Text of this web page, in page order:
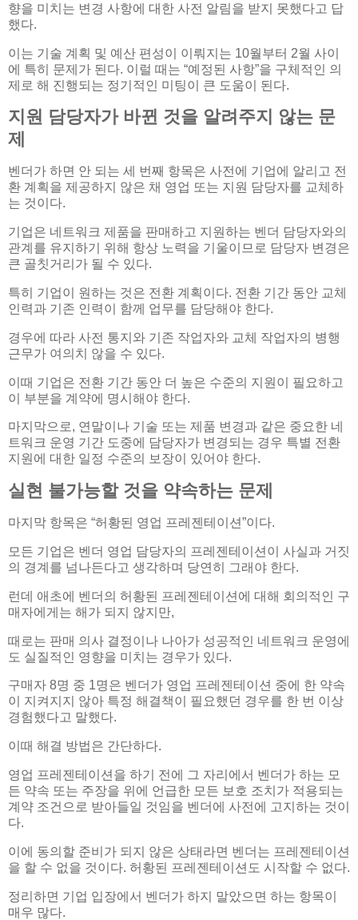
향을 미치는 변경 사항에 대한 사전 알림을 받지 못했다고 답
했다.
이는 기술 계획 및 예산 편성이 이뤄지는 10월부터 2월 사이
에 특히 문제가 된다. 이럴 때는 “예정된 사항”을 구체적인 의
제로 해 진행되는 정기적인 미팅이 큰 도움이 된다.
지원 담당자가 바뀐 것을 알려주지 않는 문
제
벤더가 하면 안 되는 세 번째 항목은 사전에 기업에 알리고 전
환 계획을 제공하지 않은 채 영업 또는 지원 담당자를 교체하
는 것이다.
기업은 네트워크 제품을 판매하고 지원하는 벤더 담당자와의
관계를 유지하기 위해 항상 노력을 기울이므로 담당자 변경은
큰 골칫거리가 될 수 있다.
특히 기업이 원하는 것은 전환 계획이다. 전환 기간 동안 교체
인력과 기존 인력이 함께 업무를 담당해야 한다.
경우에 따라 사전 통지와 기존 작업자와 교체 작업자의 병행
근무가 여의치 않을 수 있다.
이때 기업은 전환 기간 동안 더 높은 수준의 지원이 필요하고
이 부분을 계약에 명시해야 한다.
마지막으로, 연말이나 기술 또는 제품 변경과 같은 중요한 네
트워크 운영 기간 도중에 담당자가 변경되는 경우 특별 전환
지원에 대한 일정 수준의 보장이 있어야 한다.
실현 불가능할 것을 약속하는 문제
마지막 항목은 “허황된 영업 프레젠테이션”이다.
모든 기업은 벤더 영업 담당자의 프레젠테이션이 사실과 거짓
의 경계를 넘나든다고 생각하며 당연히 그래야 한다.
런데 애초에 벤더의 허황된 프레젠테이션에 대해 회의적인 구
매자에게는 해가 되지 않지만,
때로는 판매 의사 결정이나 나아가 성공적인 네트워크 운영에
도 실질적인 영향을 미치는 경우가 있다.
구매자 8명 중 1명은 벤더가 영업 프레젠테이션 중에 한 약속
이 지켜지지 않아 특정 해결책이 필요했던 경우를 한 번 이상
경험했다고 말했다.
이때 해결 방법은 간단하다.
영업 프레젠테이션을 하기 전에 그 자리에서 벤더가 하는 모
든 약속 또는 주장을 위에 언급한 모든 보호 조치가 적용되는
계약 조건으로 받아들일 것임을 벤더에 사전에 고지하는 것이
다.
이에 동의할 준비가 되지 않은 상태라면 벤더는 프레젠테이션
을 할 수 없을 것이다. 허황된 프레젠테이션도 시작할 수 없다.
정리하면 기업 입장에서 벤더가 하지 말았으면 하는 항목이
매우 많다.